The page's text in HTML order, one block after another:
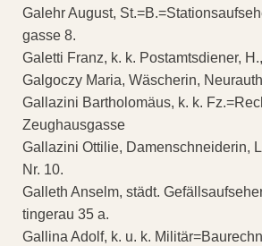
Galehr August,
gasse 8.
Galetti Franz, k. k. Postamtsdiener,
Galgoczy Maria, Wäscherin,
Gallazini Bartholomäus, k. k.
Zeughausgasse
Gallazini Ottilie, Damenschneiderin,
Nr. 10.
Galleth Anselm, städt.
tingerau 35 a.
Gallina Adolf, k. u. k.